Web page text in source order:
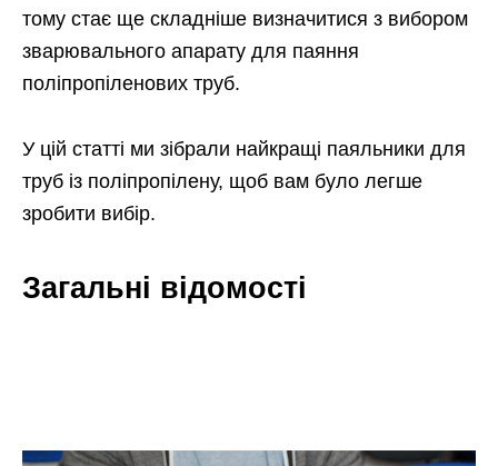
тому стає ще складніше визначитися з вибором
зварювального апарату для паяння
поліпропіленових труб.
У цій статті ми зібрали найкращі паяльники для
труб із поліпропілену, щоб вам було легше
зробити вибір.
Загальні відомості